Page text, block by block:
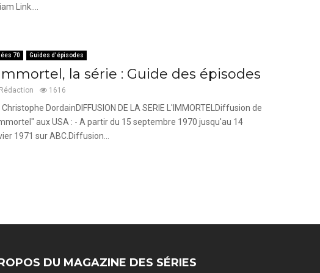
Link....
70 Guides d'épisodes
la série : Guide des épisodes
Rédaction 1616
Christophe DordainDIFFUSION DE LA SERIE L'IMMORTELDiffusion de
aux USA : - A partir du 15 septembre 1970 jusqu'au 14
1971 sur ABC.Diffusion...
DU MAGAZINE DES SÉRIES